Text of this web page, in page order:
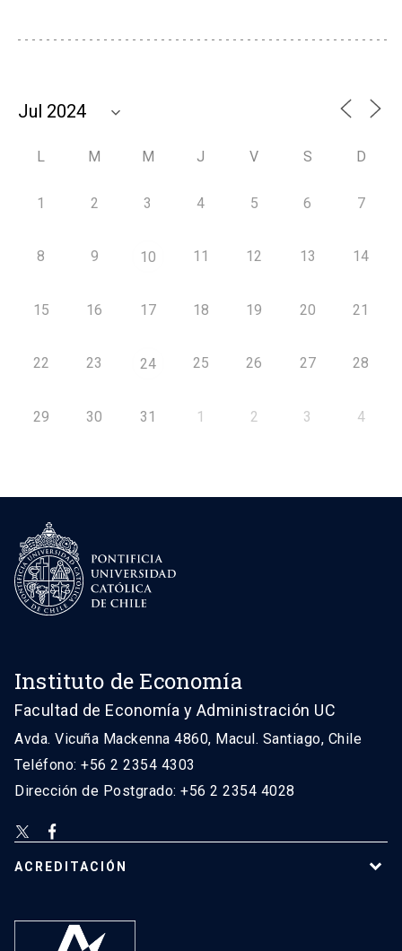
L M M J V S D
1 2 3 4 5 6 7
8 9 10 11 12 13 14
15 16 17 18 19 20 21
22 23 24 25 26 27 28
29 30 31 1 2 3 4
Instituto de Economía
Facultad de Economía y Administración UC
Avda. Vicuña Mackenna 4860, Macul. Santiago, Chile
Teléfono: +56 2 2354 4303
Dirección de Postgrado: +56 2 2354 4028
ACREDITACIÓN